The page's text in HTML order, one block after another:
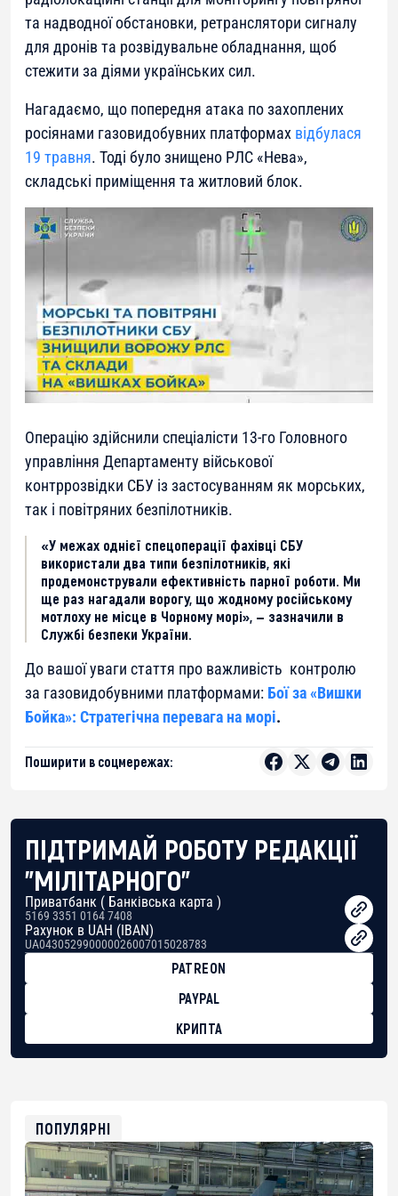
та надводної обстановки, ретранслятори сигналу
для дронів та розвідувальне обладнання, щоб
стежити за діями українських сил.
Нагадаємо, що попередня атака по захоплених
росіянами газовидобувних платформах відбулася
19 травня. Тоді було знищено РЛС «Нева»,
складські приміщення та житловий блок.
Операцію здійснили спеціалісти 13-го Головного
управління Департаменту військової
контррозвідки СБУ із застосуванням як морських,
так і повітряних безпілотників.
«У межах однієї спецоперації фахівці СБУ
використали два типи безпілотників, які
продемонстрували ефективність парної роботи. Ми
ще раз нагадали ворогу, що жодному російському
мотлоху не місце в Чорному морі», — зазначили в
Службі безпеки України.
До вашої уваги стаття про важливість контролю
за газовидобувними платформами: Бої за «Вишки
Бойка»: Стратегічна перевага на морі.
Поширити в соцмережах:
ПІДТРИМАЙ РОБОТУ РЕДАКЦІЇ
"МІЛІТАРНОГО"
Приватбанк ( Банківська карта )
5169 3351 0164 7408
Рахунок в UAH (IBAN)
UA043052990000026007015028783
PATREON
PAYPAL
КРИПТА
0xfD02863D3289416fcF50975c9DFda13623f97758
ПОПУЛЯРНІ